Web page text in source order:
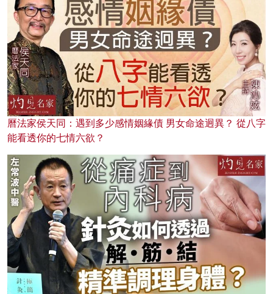
曆法家侯天同：遇到多少感情姻緣債 男女命途迥異？ 從八字
能看透你的七情六欲？